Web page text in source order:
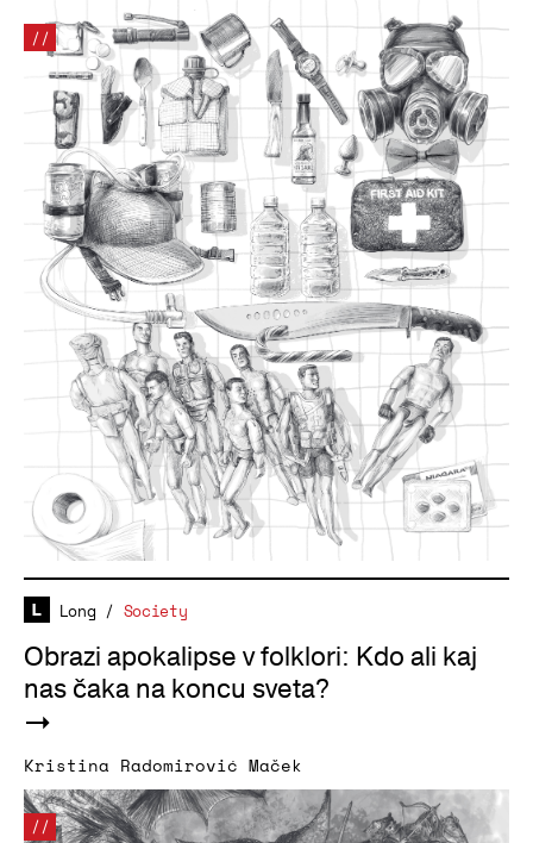
//
Long / Society
Obrazi apokalipse v folklori: Kdo ali kaj
nas čaka na koncu sveta?
Kristina Radomirović Maček
//